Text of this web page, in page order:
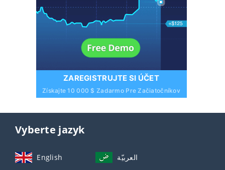
ZAREGISTRUJTE SI ÚČET
Získajte 10 000 $ Zadarmo Pre Začiatočníkov
Vyberte jazyk
English العربيّة